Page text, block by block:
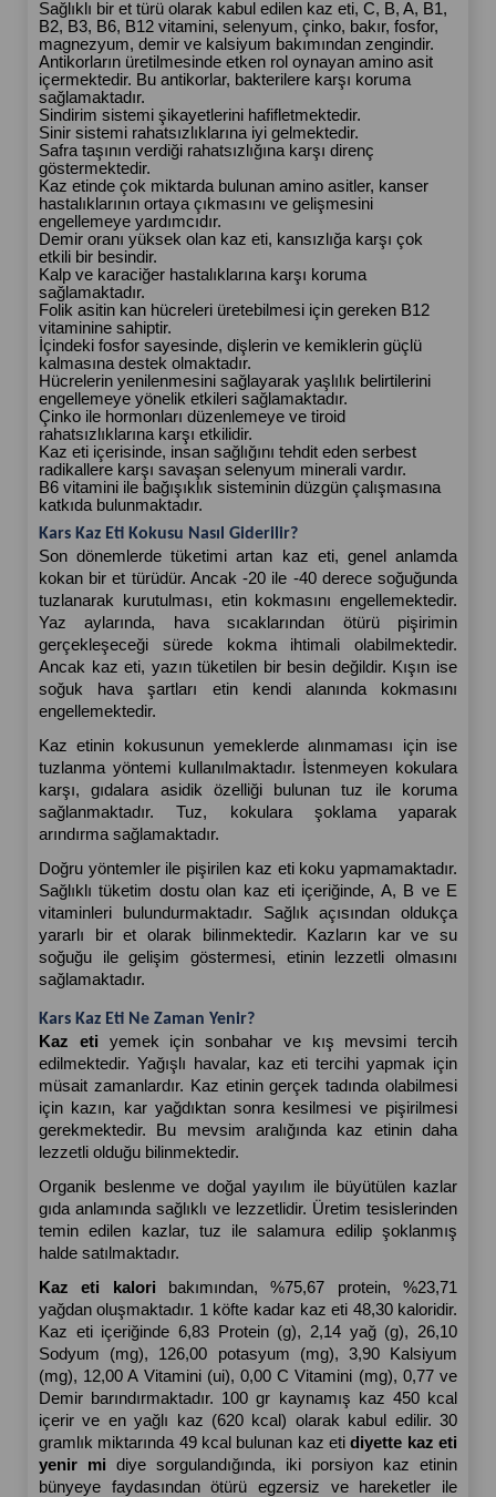
Sağlıklı bir et türü olarak kabul edilen kaz eti, C, B, A, B1,
B2, B3, B6, B12 vitamini, selenyum, çinko, bakır, fosfor,
magnezyum, demir ve kalsiyum bakımından zengindir.
Antikorların üretilmesinde etken rol oynayan amino asit
içermektedir. Bu antikorlar, bakterilere karşı koruma
sağlamaktadır.
Sindirim sistemi şikayetlerini hafifletmektedir.
Sinir sistemi rahatsızlıklarına iyi gelmektedir.
Safra taşının verdiği rahatsızlığına karşı direnç
göstermektedir.
Kaz etinde çok miktarda bulunan amino asitler, kanser
hastalıklarının ortaya çıkmasını ve gelişmesini
engellemeye yardımcıdır.
Demir oranı yüksek olan kaz eti, kansızlığa karşı çok
etkili bir besindir.
Kalp ve karaciğer hastalıklarına karşı koruma
sağlamaktadır.
Folik asitin kan hücreleri üretebilmesi için gereken B12
vitaminine sahiptir.
İçindeki fosfor sayesinde, dişlerin ve kemiklerin güçlü
kalmasına destek olmaktadır.
Hücrelerin yenilenmesini sağlayarak yaşlılık belirtilerini
engellemeye yönelik etkileri sağlamaktadır.
Çinko ile hormonları düzenlemeye ve tiroid
rahatsızlıklarına karşı etkilidir.
Kaz eti içerisinde, insan sağlığını tehdit eden serbest
radikallere karşı savaşan selenyum minerali vardır.
B6 vitamini ile bağışıklık sisteminin düzgün çalışmasına
katkıda bulunmaktadır.
Kars Kaz Eti Kokusu Nasıl Giderilir?
Son dönemlerde tüketimi artan kaz eti, genel anlamda
kokan bir et türüdür. Ancak -20 ile -40 derece soğuğunda
tuzlanarak kurutulması, etin kokmasını engellemektedir.
Yaz aylarında, hava sıcaklarından ötürü pişirimin
gerçekleşeceği sürede kokma ihtimali olabilmektedir.
Ancak kaz eti, yazın tüketilen bir besin değildir. Kışın ise
soğuk hava şartları etin kendi alanında kokmasını
engellemektedir.
Kaz etinin kokusunun yemeklerde alınmaması için ise
tuzlanma yöntemi kullanılmaktadır. İstenmeyen kokulara
karşı, gıdalara asidik özelliği bulunan tuz ile koruma
sağlanmaktadır. Tuz, kokulara şoklama yaparak
arındırma sağlamaktadır.
Doğru yöntemler ile pişirilen kaz eti koku yapmamaktadır.
Sağlıklı tüketim dostu olan kaz eti içeriğinde, A, B ve E
vitaminleri bulundurmaktadır. Sağlık açısından oldukça
yararlı bir et olarak bilinmektedir. Kazların kar ve su
soğuğu ile gelişim göstermesi, etinin lezzetli olmasını
sağlamaktadır.
Kars Kaz Eti Ne Zaman Yenir?
Kaz eti yemek için sonbahar ve kış mevsimi tercih
edilmektedir. Yağışlı havalar, kaz eti tercihi yapmak için
müsait zamanlardır. Kaz etinin gerçek tadında olabilmesi
için kazın, kar yağdıktan sonra kesilmesi ve pişirilmesi
gerekmektedir. Bu mevsim aralığında kaz etinin daha
lezzetli olduğu bilinmektedir.
Organik beslenme ve doğal yayılım ile büyütülen kazlar
gıda anlamında sağlıklı ve lezzetlidir. Üretim tesislerinden
temin edilen kazlar, tuz ile salamura edilip şoklanmış
halde satılmaktadır.
Kaz eti kalori
bakımından, %75,67 protein, %23,71
yağdan oluşmaktadır. 1 köfte kadar kaz eti 48,30 kaloridir.
Kaz eti içeriğinde 6,83 Protein (g), 2,14 yağ (g), 26,10
Sodyum (mg), 126,00 potasyum (mg), 3,90 Kalsiyum
(mg), 12,00 A Vitamini (ui), 0,00 C Vitamini (mg), 0,77 ve
Demir barındırmaktadır. 100 gr kaynamış kaz 450 kcal
içerir ve en yağlı kaz (620 kcal) olarak kabul edilir. 30
gramlık miktarında 49 kcal bulunan kaz eti diyette kaz eti
yenir mi diye sorgulandığında, iki porsiyon kaz etinin
bünyeye faydasından ötürü egzersiz ve hareketler ile